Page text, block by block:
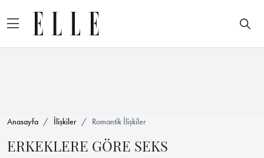
Anasayfa İlişkiler Romantik İlişkiler
ERKEKLERE GÖRE SEKS